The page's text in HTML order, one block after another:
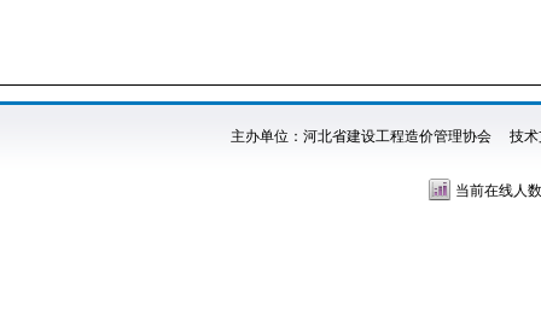
主办单位：河北省建设工程造价管理协会 技
当前在线人